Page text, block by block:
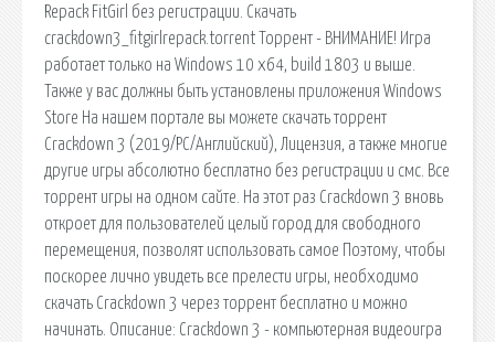
Repack FitGirl без регистрации. Скачать
crackdown3_fitgirlrepack.torrent Торрент - ВНИМАНИЕ! Игра
работает только на Windows 10 x64, build 1803 и выше.
Также у вас должны быть установлены приложения Windows
Store На нашем портале вы можете скачать торрент
Crackdown 3 (2019/PC/Английский), Лицензия, а также многие
другие игры абсолютно бесплатно без регистрации и смс. Все
торрент игры на одном сайте. На этот раз Crackdown 3 вновь
откроет для пользователей целый город для свободного
перемещения, позволят использовать самое Поэтому, чтобы
поскорее лично увидеть все прелести игры, необходимо
скачать Crackdown 3 через торрент бесплатно и можно
начинать. Описание: Crackdown 3 - компьютерная видеоигра